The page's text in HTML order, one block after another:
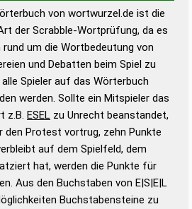
Hilfe eines semantischen
gute Anhaltspunkte zu
und Wortform, um die
für das Scrabble-Spiel zu
Turnier Scrabble-
Duden – Standardwerk in 12 Bänden
Duden – Richtiges und gutes
Deutsch
Duden – Die deutsche Grammatik
von wortwurzel.de ist die
der Scrabble-Wortprüfung, da es
um die Wortbedeutung von
und Debatten beim Spiel zu
Spieler auf das Wörterbuch
werden. Sollte ein Mitspieler das
z.B. ESEL zu Unrecht beanstandet,
den Protest vortrug, zehn Punkte
auf dem Spielfeld, dem
hat, werden die Punkte für
Aus den Buchstaben von E|S|E|L
Buchstabensteine zu